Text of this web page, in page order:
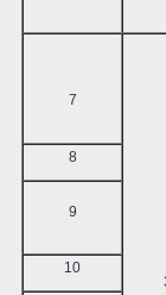
7
8
9
10